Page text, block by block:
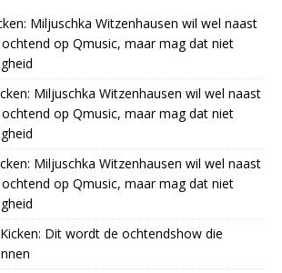
Miljuschka Witzenhausen wil wel naast
op Qmusic, maar mag dat niet
Miljuschka Witzenhausen wil wel naast
op Qmusic, maar mag dat niet
Miljuschka Witzenhausen wil wel naast
op Qmusic, maar mag dat niet
Dit wordt de ochtendshow die